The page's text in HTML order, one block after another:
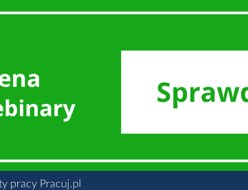
pracy Pracuj.pl